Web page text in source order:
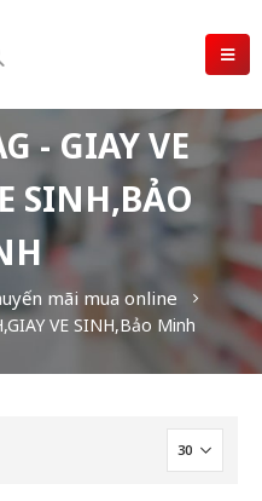
- GIAY VE
SINH,BẢO
mãi mua online
VE SINH,Bảo Minh